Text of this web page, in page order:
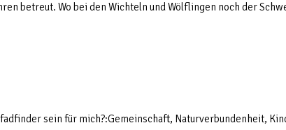
betreut. Wo bei den Wichteln und Wölflingen noch der
sein für mich?:Gemeinschaft, Naturverbundenheit,